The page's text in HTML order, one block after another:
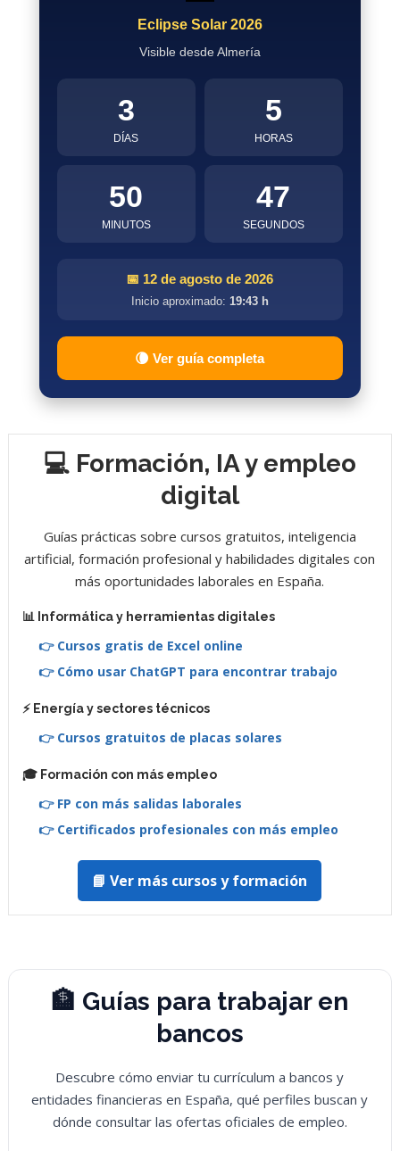
Eclipse Solar 2026
Visible desde Almería
3
DÍAS
5
HORAS
50
MINUTOS
46
SEGUNDOS
📅 12 de agosto de 2026
Inicio aproximado: 19:43 h
🌘 Ver guía completa
💻 Formación, IA y empleo
digital
Guías prácticas sobre cursos gratuitos, inteligencia
artificial, formación profesional y habilidades digitales con
más oportunidades laborales en España.
📊 Informática y herramientas digitales
👉 Cursos gratis de Excel online
👉 Cómo usar ChatGPT para encontrar trabajo
⚡ Energía y sectores técnicos
👉 Cursos gratuitos de placas solares
🎓 Formación con más empleo
👉 FP con más salidas laborales
👉 Certificados profesionales con más empleo
📘 Ver más cursos y formación
🏦 Guías para trabajar en
bancos
Descubre cómo enviar tu currículum a bancos y
entidades financieras en España, qué perfiles buscan y
dónde consultar las ofertas oficiales de empleo.